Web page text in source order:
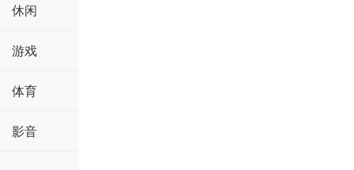
休闲
游戏
体育
影音